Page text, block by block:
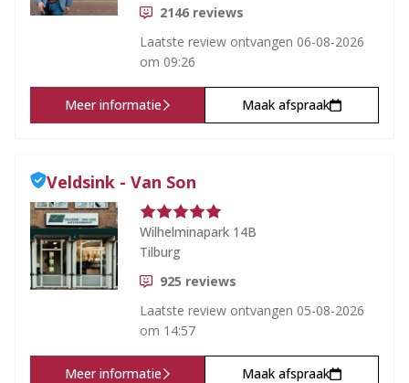
2146 reviews
Laatste review ontvangen 06-08-2026
om 09:26
Meer informatie Maak afspraak
Veldsink - Van Son
Wilhelminapark 14B
Tilburg
925 reviews
Laatste review ontvangen 05-08-2026
om 14:57
Meer informatie Maak afspraak